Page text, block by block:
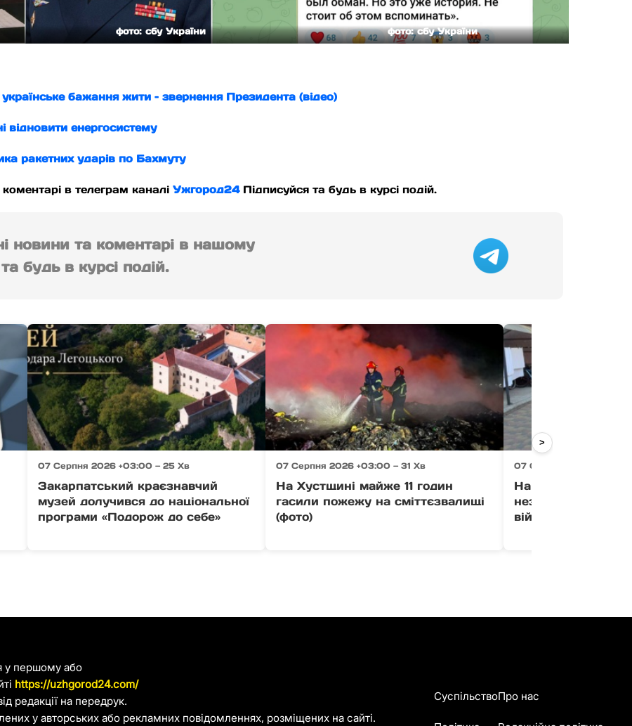
фото: сбу України фото: сбу України
бажання жити – звернення Президента (відео)
відновити енергосистему
ракетних ударів по Бахмуту
коментарі в телеграм каналіУжгород24Підписуйся та будь в курсі подій.
новини та коментарі в нашому
будь в курсі подій.
07 Серпня 2026 +03:00 — 25 Хв
Закарпатський краєзнавчий
музей долучився до національної
програми «Подорож до себе»
07 Серпня 2026 +03:00 — 31 Хв
На Хустщині майже 11 годин
гасили пожежу на сміттєзвалищі
(фото)
07 Серпня 2026 +03:00
На Закарпатті
незаконного
військового
>
у першому або
https://uzhgorod24.com/
редакції на передрук.
у авторських або рекламних повідомленнях, розміщених на сайті.
СуспільствоПро нас